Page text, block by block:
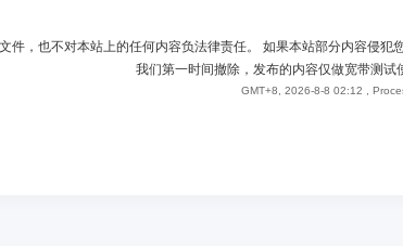
，也不对本站上的任何内容负法律责任。 如果本站部分内容侵犯
我们第一时间撤除，发布的内容仅做宽带测
GMT+8, 2026-8-8 02:12 ,